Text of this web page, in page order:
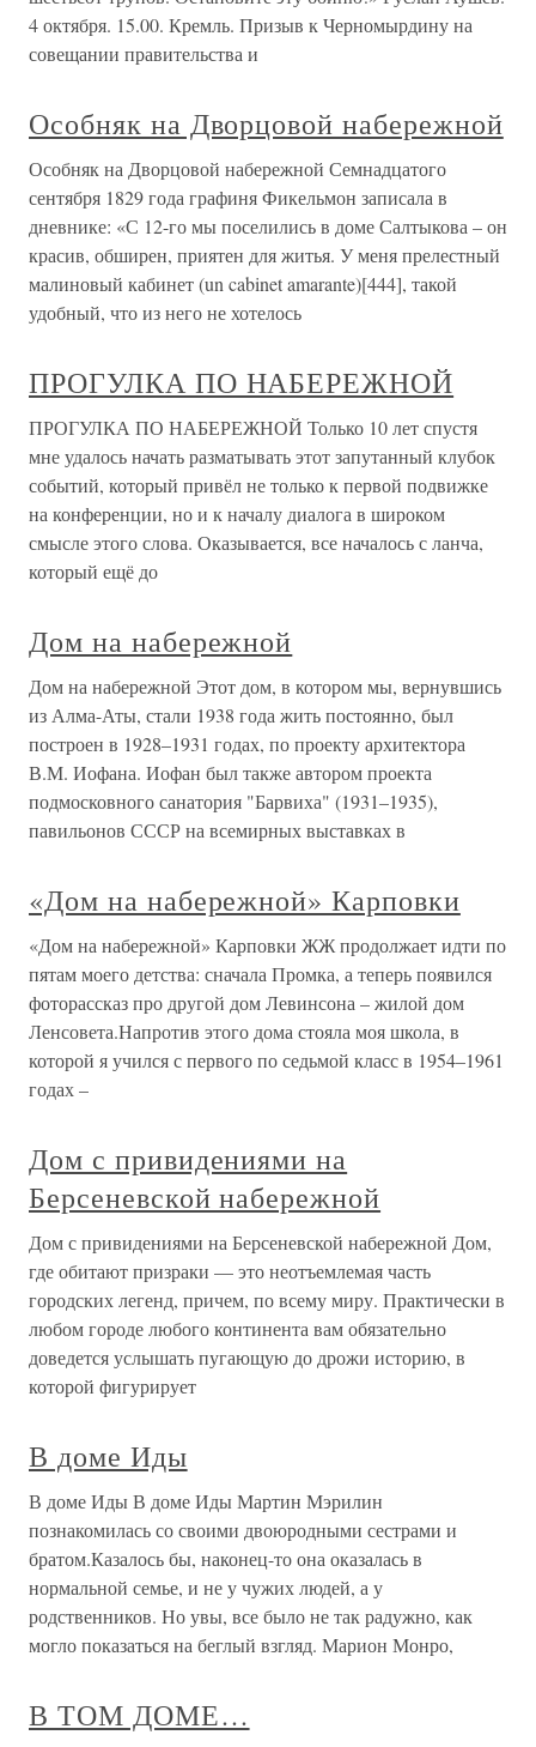
4 октября. 15.00. Кремль. Призыв к Черномырдину на
совещании правительства и
Особняк на Дворцовой набережной
Особняк на Дворцовой набережной Семнадцатого
сентября 1829 года графиня Фикельмон записала в
дневнике: «С 12-го мы поселились в доме Салтыкова – он
красив, обширен, приятен для житья. У меня прелестный
малиновый кабинет (un cabinet amarante)[444], такой
удобный, что из него не хотелось
ПРОГУЛКА ПО НАБЕРЕЖНОЙ
ПРОГУЛКА ПО НАБЕРЕЖНОЙ Только 10 лет спустя
мне удалось начать разматывать этот запутанный клубок
событий, который привёл не только к первой подвижке
на конференции, но и к началу диалога в широком
смысле этого слова. Оказывается, все началось с ланча,
который ещё до
Дом на набережной
Дом на набережной Этот дом, в котором мы, вернувшись
из Алма-Аты, стали 1938 года жить постоянно, был
построен в 1928–1931 годах, по проекту архитектора
В.М. Иофана. Иофан был также автором проекта
подмосковного санатория "Барвиха" (1931–1935),
павильонов СССР на всемирных выставках в
«Дом на набережной» Карповки
«Дом на набережной» Карповки ЖЖ продолжает идти по
пятам моего детства: сначала Промка, а теперь появился
фоторассказ про другой дом Левинсона – жилой дом
Ленсовета.Напротив этого дома стояла моя школа, в
которой я учился с первого по седьмой класс в 1954–1961
годах –
Дом с привидениями на
Берсеневской набережной
Дом с привидениями на Берсеневской набережной Дом,
где обитают призраки — это неотъемлемая часть
городских легенд, причем, по всему миру. Практически в
любом городе любого континента вам обязательно
доведется услышать пугающую до дрожи историю, в
которой фигурирует
В доме Иды
В доме Иды В доме Иды Мартин Мэрилин
познакомилась со своими двоюродными сестрами и
братом.Казалось бы, наконец-то она оказалась в
нормальной семье, и не у чужих людей, а у
родственников. Но увы, все было не так радужно, как
могло показаться на беглый взгляд. Марион Монро,
В ТОМ ДОМЕ…